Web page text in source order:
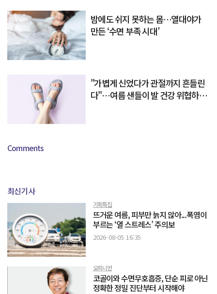
밤에도 쉬지 못하는 몸…열대야가
만든 ‘수면 부족 시대’
"가볍게 신었다가 관절까지 흔들린
다"…여름 샌들이 발 건강 위협하는
Comments
최신기사
기획특집
뜨거운 여름, 피부만 늙지 않아...폭염이
부르는 ‘열 스트레스’ 주의보
2026-08-05 16:35
오피니언
코골이와 수면무호흡증, 단순 피로 아닌
정확한 정밀 진단부터 시작해야